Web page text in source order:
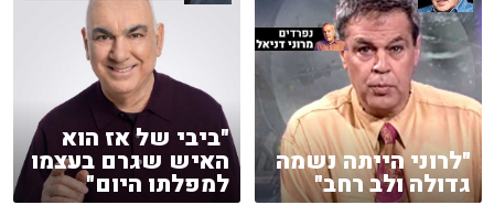
"לרוני הייתה נשמה
גדולה ולב רחב"
"ביבי של אז הוא
האיש שגרם בעצמו
למפלתו היום"